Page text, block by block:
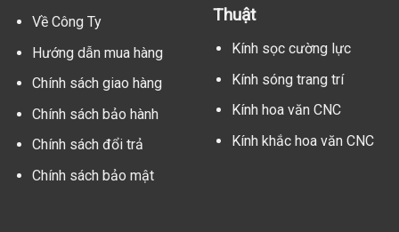
Về Công Ty
Hướng dẫn mua hàng
Chính sách giao hàng
Chính sách bảo hành
Chính sách đổi trả
Chính sách bảo mật
Thuật
Kính sọc cường lực
Kính sóng trang trí
Kính hoa văn CNC
Kính khắc hoa văn CNC